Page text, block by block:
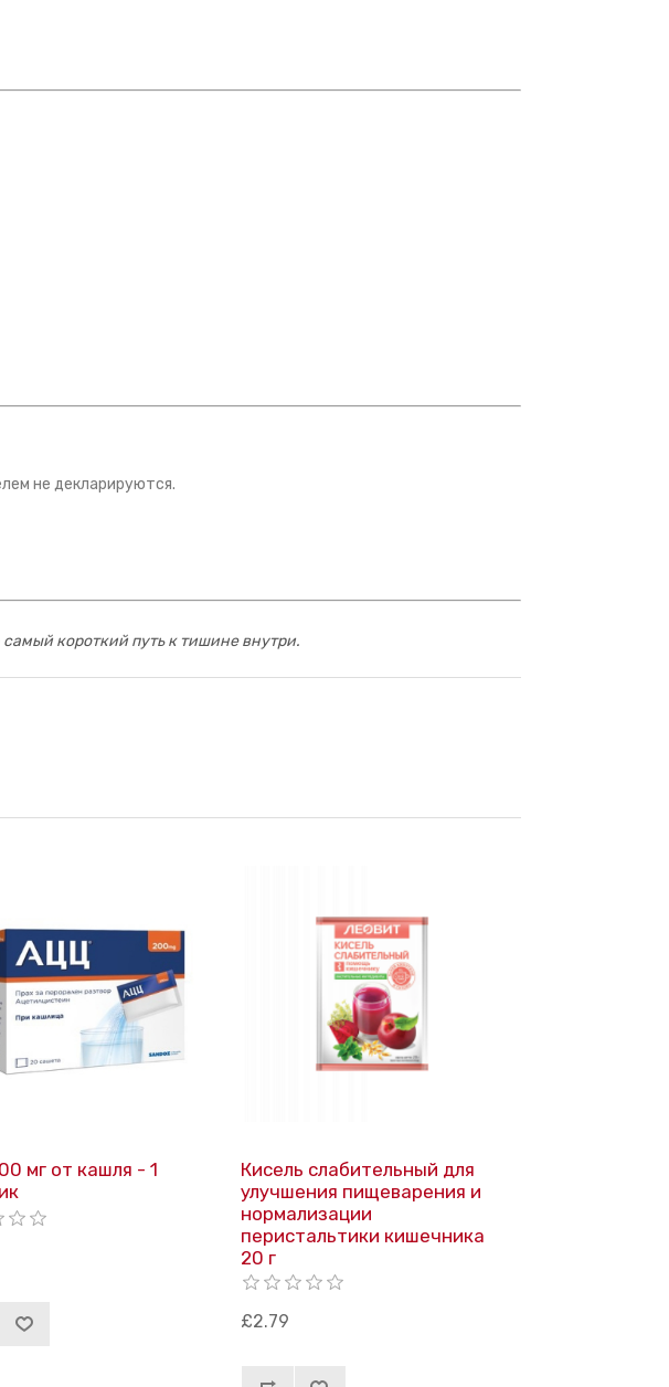
не декларируются.
короткий путь к тишине внутри.
мг от кашля - 1
Кисель слабительный для
улучшения пищеварения и
нормализации
перистальтики кишечника
20 г
£2.79